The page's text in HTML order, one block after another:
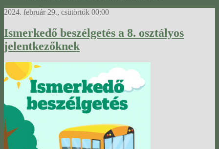
2024. február 29., csütörtök 00:00
Ismerkedő beszélgetés a 8. osztályos
jelentkezőknek